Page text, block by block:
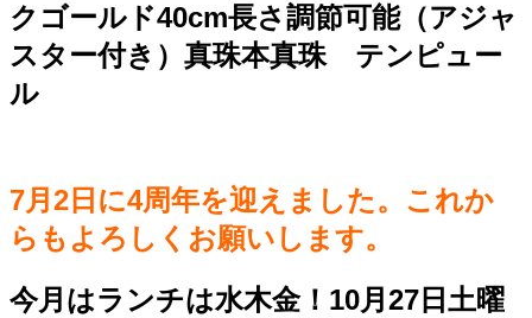
クゴールド40cm長さ調節可能（アジャ
スター付き）真珠本真珠 テンピュー
ル
7月2日に4周年を迎えました。これか
らもよろしくお願いします。
今月はランチは水木金！10月27日土曜